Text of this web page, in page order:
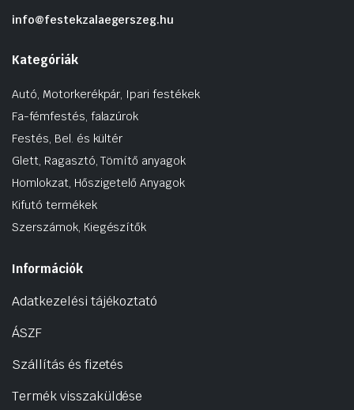
info@festekzalaegerszeg.hu
Kategóriák
Autó, Motorkerékpár, Ipari festékek
Fa-fémfestés, falazúrok
Festés, Bel. és kültér
Glett, Ragasztó, Tömítő anyagok
Homlokzat, Hőszigetelő Anyagok
Kifutó termékek
Szerszámok, Kiegészítők
Információk
Adatkezelési tájékoztató
ÁSZF
Szállítás és fizetés
Termék visszaküldése